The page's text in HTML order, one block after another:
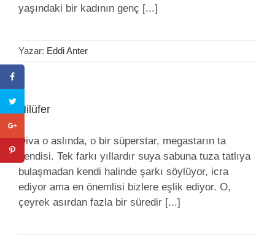
yaşındaki bir kadının genç [...]
Yazar: Eddi Anter
Nilüfer
Diva o aslında, o bir süperstar, megastarın ta
kendisi. Tek farkı yıllardır suya sabuna tuza tatlıya
bulaşmadan kendi halinde şarkı söylüyor, icra
ediyor ama en önemlisi bizlere eşlik ediyor. O,
çeyrek asırdan fazla bir süredir [...]